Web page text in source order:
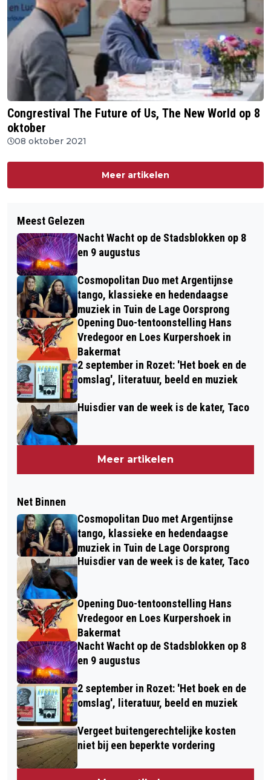
Congrestival The Future of Us, The New World op 8
oktober
08 oktober 2021
Meer artikelen
Meest Gelezen
Nacht Wacht op de Stadsblokken op 8
en 9 augustus
Cosmopolitan Duo met Argentijnse
tango, klassieke en hedendaagse
muziek in Tuin de Lage Oorsprong
Opening Duo-tentoonstelling Hans
Vredegoor en Loes Kurpershoek in
Bakermat
2 september in Rozet: 'Het boek en de
omslag', literatuur, beeld en muziek
Huisdier van de week is de kater, Taco
Meer artikelen
Net Binnen
Cosmopolitan Duo met Argentijnse
tango, klassieke en hedendaagse
muziek in Tuin de Lage Oorsprong
Huisdier van de week is de kater, Taco
Opening Duo-tentoonstelling Hans
Vredegoor en Loes Kurpershoek in
Bakermat
Nacht Wacht op de Stadsblokken op 8
en 9 augustus
2 september in Rozet: 'Het boek en de
omslag', literatuur, beeld en muziek
Vergeet buitengerechtelijke kosten
niet bij een beperkte vordering